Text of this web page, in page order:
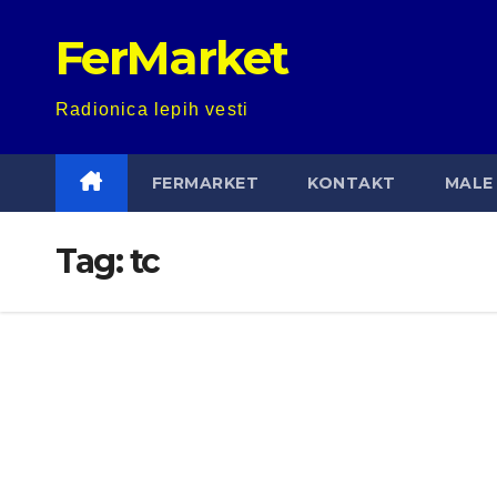
FerMarket
Radionica lepih vesti
FERMARKET KONTAKT MALE
Tag:tc